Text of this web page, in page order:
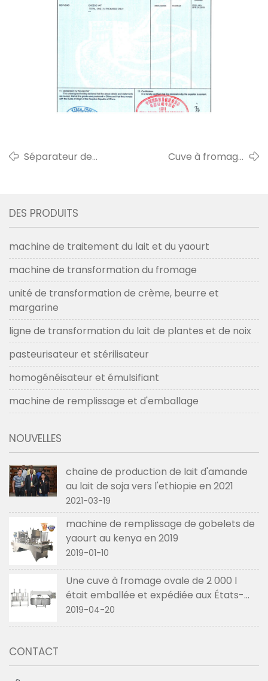
Séparateur de
Cuve à fromage
DES PRODUITS
machine de traitement du lait et du yaourt
machine de transformation du fromage
unité de transformation de crème, beurre et
margarine
ligne de transformation du lait de plantes et de noix
pasteurisateur et stérilisateur
homogénéisateur et émulsifiant
machine de remplissage et d'emballage
NOUVELLES
chaîne de production de lait d'amande
au lait de soja vers l'ethiopie en 2021
2021-03-19
machine de remplissage de gobelets de
yaourt au kenya en 2019
2019-01-10
Une cuve à fromage ovale de 2 000 l
était emballée et expédiée aux États-
Unis en avril 2019
2019-04-20
CONTACT